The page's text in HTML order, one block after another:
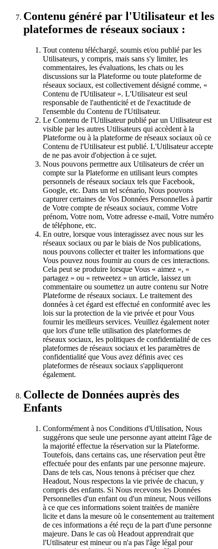
Contenu généré par l'Utilisateur et les
plateformes de réseaux sociaux :
Tout contenu téléchargé, soumis et/ou publié par les
Utilisateurs, y compris, mais sans s'y limiter, les
commentaires, les évaluations, les chats ou les
discussions sur la Plateforme ou toute plateforme de
réseaux sociaux, est collectivement désigné comme, «
Contenu de l'Utilisateur ». L'Utilisateur est seul
responsable de l'authenticité et de l'exactitude de
l'ensemble du Contenu de l'Utilisateur.
Le Contenu de l'Utilisateur publié par un Utilisateur est
visible par les autres Utilisateurs qui accèdent à la
Plateforme ou à la plateforme de réseaux sociaux où ce
Contenu de l'Utilisateur est publié. L'Utilisateur accepte
de ne pas avoir d'objection à ce sujet.
Nous pouvons permettre aux Utilisateurs de créer un
compte sur la Plateforme en utilisant leurs comptes
personnels de réseaux sociaux tels que Facebook,
Google, etc. Dans un tel scénario, Nous pouvons
capturer certaines de Vos Données Personnelles à partir
de Votre compte de réseaux sociaux, comme Votre
prénom, Votre nom, Votre adresse e-mail, Votre numéro
de téléphone, etc.
En outre, lorsque vous interagissez avec nous sur les
réseaux sociaux ou par le biais de Nos publications,
nous pouvons collecter et traiter les informations que
Vous pouvez nous fournir au cours de ces interactions.
Cela peut se produire lorsque Vous « aimez », «
partagez » ou « retweetez » un article, laissez un
commentaire ou soumettez un autre contenu sur Notre
Plateforme de réseaux sociaux. Le traitement des
données à cet égard est effectué en conformité avec les
lois sur la protection de la vie privée et pour Vous
fournir les meilleurs services. Veuillez également noter
que lors d'une telle utilisation des plateformes de
réseaux sociaux, les politiques de confidentialité de ces
plateformes de réseaux sociaux et les paramètres de
confidentialité que Vous avez définis avec ces
plateformes de réseaux sociaux s'appliqueront
également.
Collecte de Données auprès des
Enfants
Conformément à nos Conditions d'Utilisation, Nous
suggérons que seule une personne ayant atteint l'âge de
la majorité effectue la réservation sur la Plateforme.
Toutefois, dans certains cas, une réservation peut être
effectuée pour des enfants par une personne majeure.
Dans de tels cas, Nous tenons à préciser que chez
Headout, Nous respectons la vie privée de chacun, y
compris des enfants. Si Nous recevons les Données
Personnelles d'un enfant ou d'un mineur, Nous veillons
à ce que ces informations soient traitées de manière
licite et dans la mesure où le consentement au traitement
de ces informations a été reçu de la part d'une personne
majeure. Dans le cas où Headout apprendrait que
l'Utilisateur est mineur ou n'a pas l'âge légal pour